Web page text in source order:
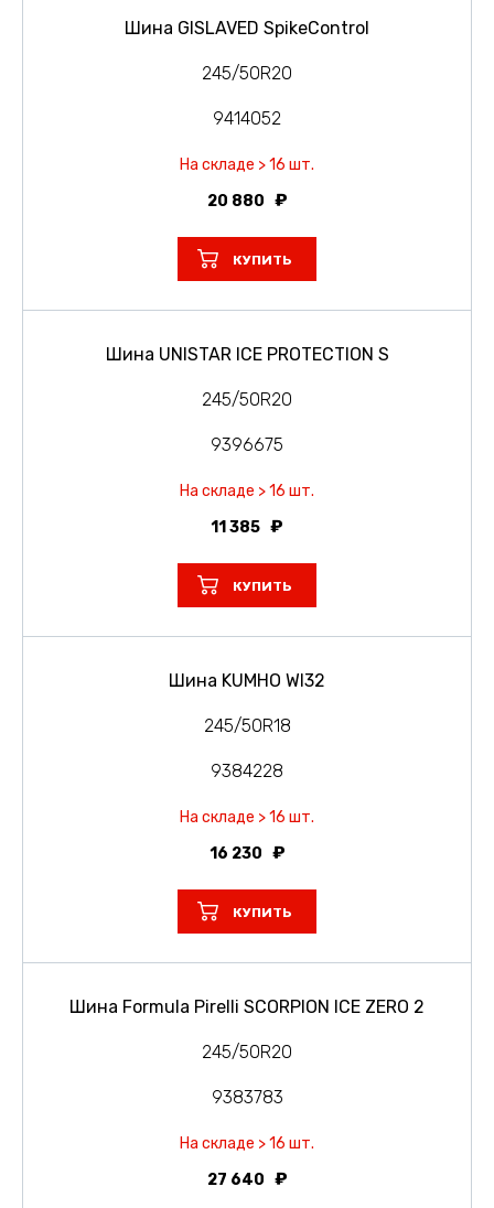
Шина GISLAVED SpikeControl
245/50R20
9414052
На складе > 16 шт.
20 880
КУПИТЬ
Шина UNISTAR ICE PROTECTION S
245/50R20
9396675
На складе > 16 шт.
11 385
КУПИТЬ
Шина KUMHO WI32
245/50R18
9384228
На складе > 16 шт.
16 230
КУПИТЬ
Шина Formula Pirelli SCORPION ICE ZERO 2
245/50R20
9383783
На складе > 16 шт.
27 640